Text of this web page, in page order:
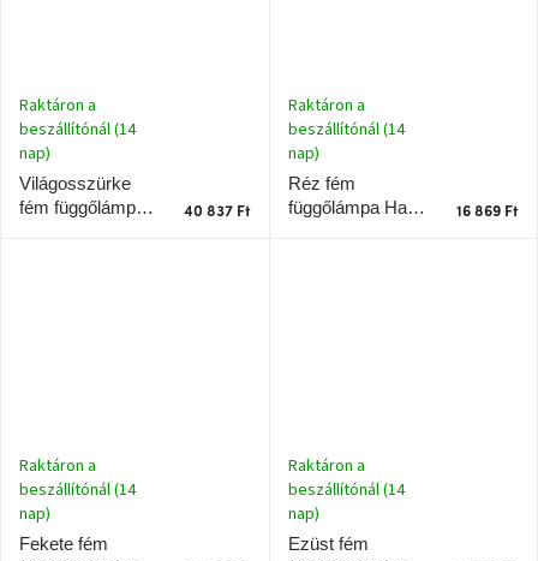
Világosszürke
fém függőlámpa
Raktáron a
beszállítónál (14
nap)
40 837 Ft
Réz fém
függőlámpa Halo
Raktáron a
beszállítónál (14
nap)
16 869 Ft
Fekete fém
Raktáron a
beszállítónál (14
nap)
Ezüst fém
Raktáron a
beszállítónál (14
nap)